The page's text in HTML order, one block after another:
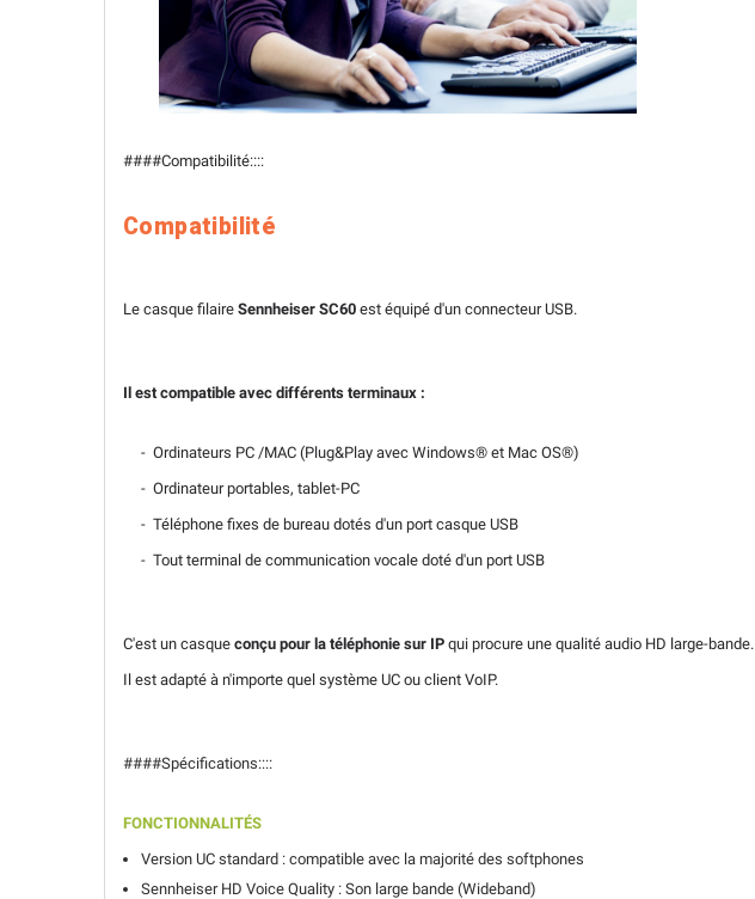
####Compatibilité::::
Compatibilité
Le casque filaire Sennheiser SC60 est équipé d'un connecteur USB.
Il est compatible avec différents terminaux :
- Ordinateurs PC /MAC (Plug&Play avec Windows® et Mac OS®)
- Ordinateur portables, tablet-PC
- Téléphone fixes de bureau dotés d'un port casque USB
- Tout terminal de communication vocale doté d'un port USB
C'est un casque conçu pour la téléphonie sur IP qui procure une qualité audio HD large-bande.
Il est adapté à n'importe quel système UC ou client VoIP.
####Spécifications::::
FONCTIONNALITÉS
Version UC standard : compatible avec la majorité des softphones
Sennheiser HD Voice Quality : Son large bande (Wideband)